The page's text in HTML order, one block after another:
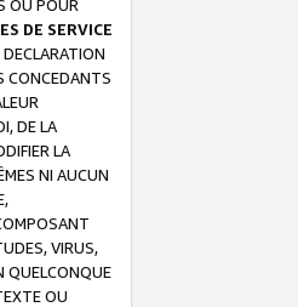
OU POUR
DE SERVICE
CONCEDANTS
DE LA
LA
NI AUCUN
VIRUS,
QUELCONQUE
OU